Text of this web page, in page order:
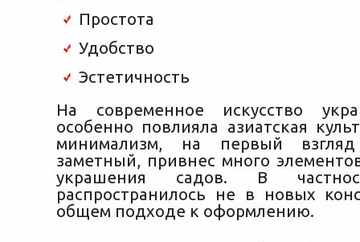
Простота
Удобство
Эстетичность
На современное искусство
особенно повлияла азиатская
минимализм, на первый
заметный, привнес много
украшения садов. В
распространилось не в новых
общем подходе к оформлению.